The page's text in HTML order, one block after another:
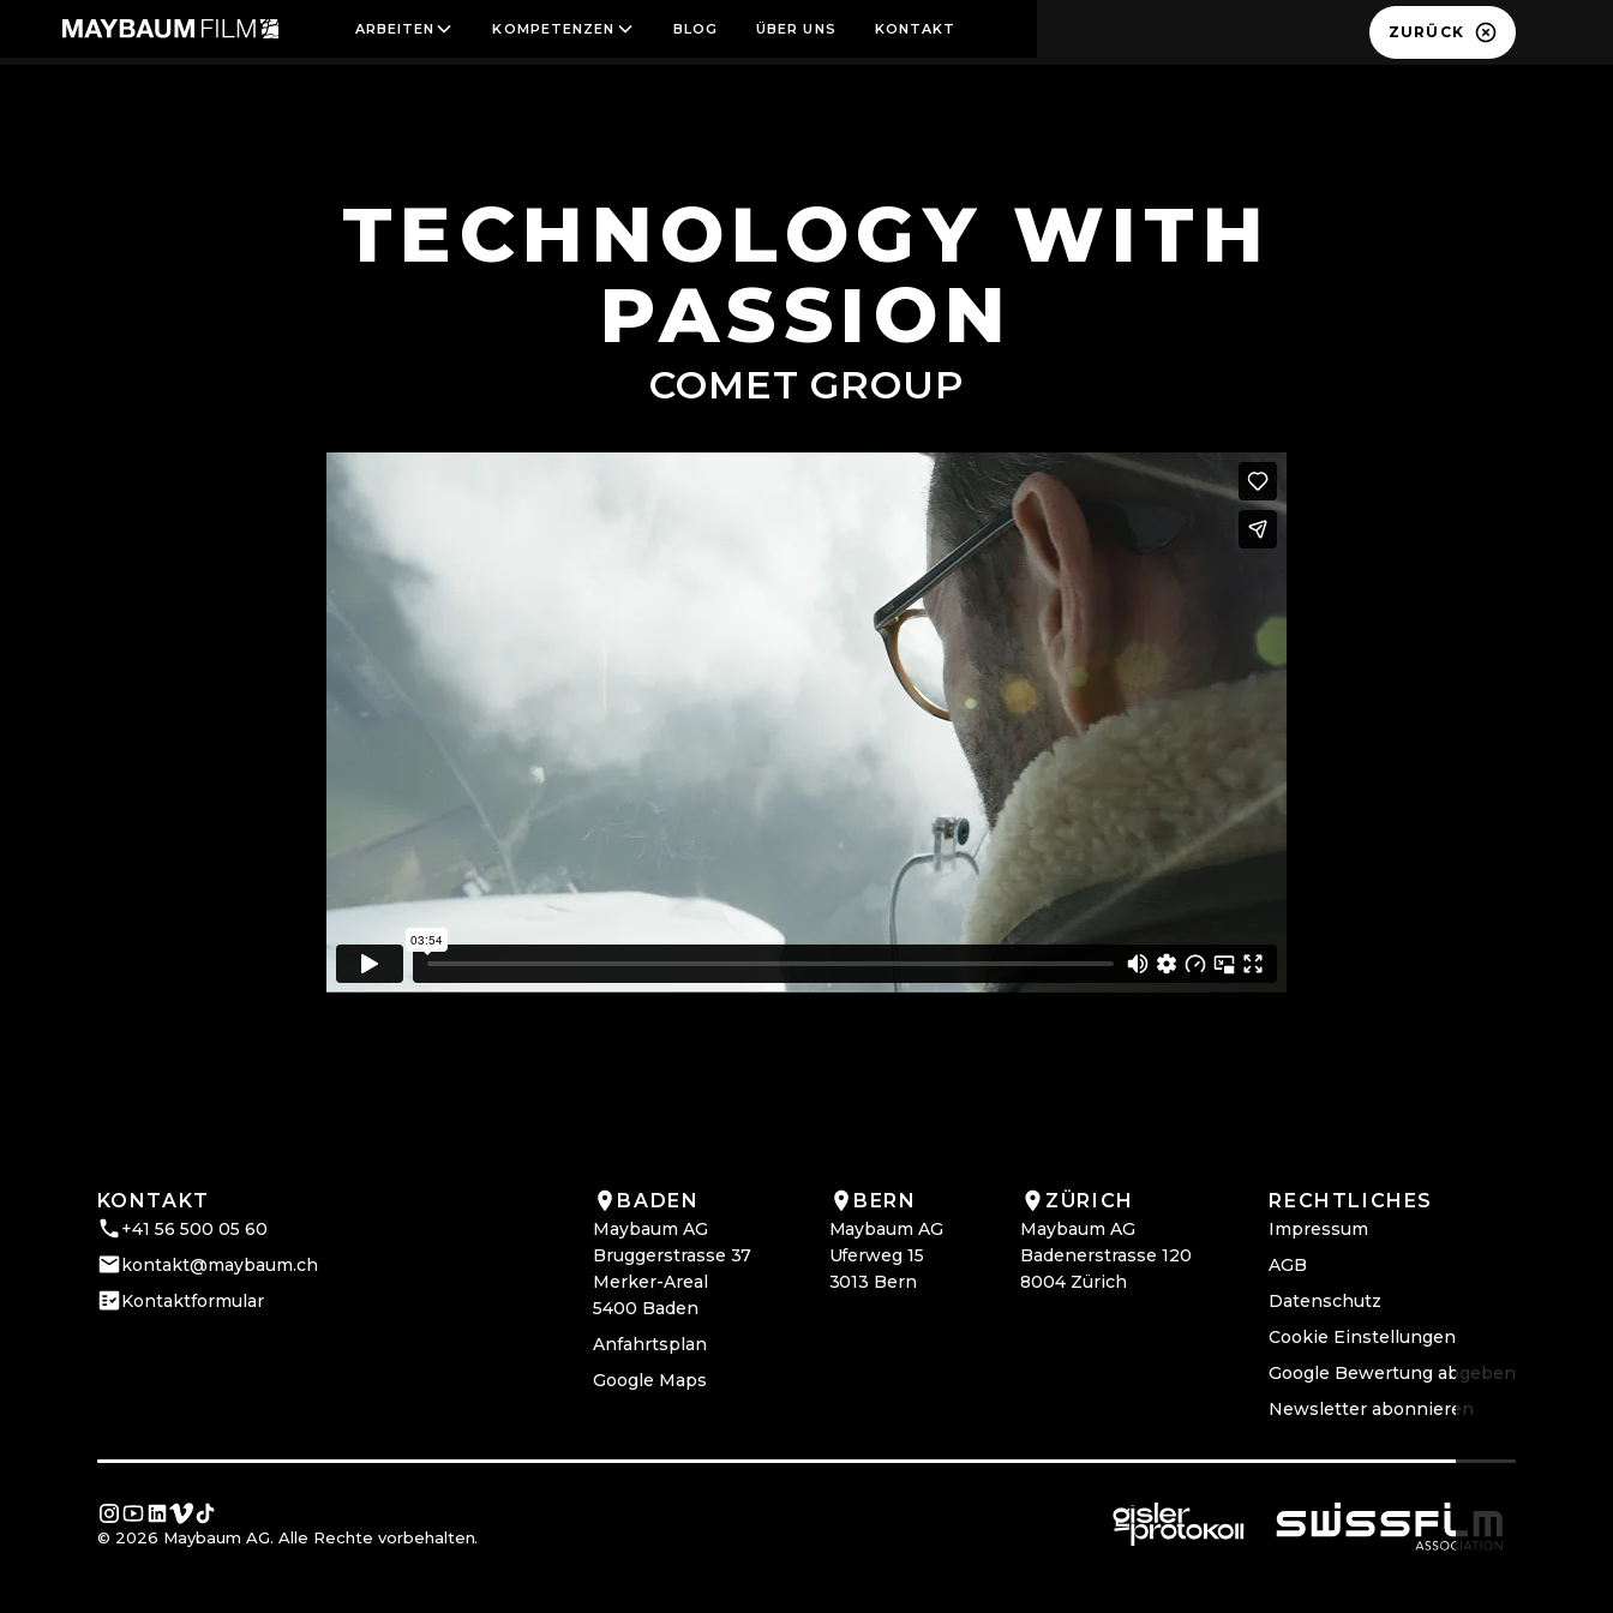
ARBEITEN KOMPETENZEN BLOG ÜBER UNS KONTAKT
KATEGORIE: IMAGE ZURÜCK
TECHNOLOGY WITH
PASSION
COMET GROUP
KONTAKT
+41 56 500 05 60
kontakt@maybaum.ch
Kontaktformular
BADEN
Maybaum AG
Bruggerstrasse 37
Merker-Areal
5400 Baden
Anfahrtsplan
Google Maps
BERN
Maybaum AG
Uferweg 15
3013 Bern
ZÜRICH
Maybaum AG
Badenerstrasse 120
8004 Zürich
RECHTLICHES
Impressum
AGB
Datenschutz
Cookie Einstellungen
Google Bewertung abgeben
Newsletter abonnieren
© 2026 Maybaum AG. Alle Rechte vorbehalten.